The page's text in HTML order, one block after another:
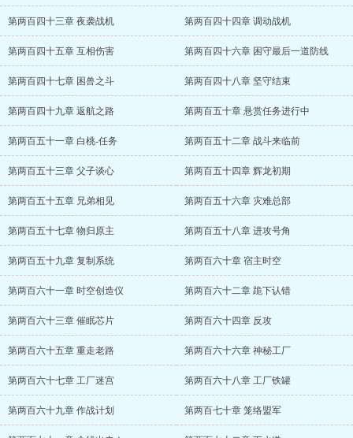
第两百四十三章 夜袭战机 第两百四十四章 调动战机
第两百四十五章 互相伤害 第两百四十六章 困守最后一道防线
第两百四十七章 困兽之斗 第两百四十八章 坚守结束
第两百四十九章 返航之路 第两百五十章 悬赏任务进行中
第两百五十一章 白桃-任务 第两百五十二章 战斗来临前
第两百五十三章 父子谈心 第两百五十四章 辉龙初期
第两百五十五章 兄弟相见 第两百五十六章 灾难总部
第两百五十七章 物归原主 第两百五十八章 进攻号角
第两百五十九章 复制系统 第两百六十章 宿主时空
第两百六十一章 时空创造仪 第两百六十二章 跪下认错
第两百六十三章 催眠芯片 第两百六十四章 反攻
第两百六十五章 重走老路 第两百六十六章 神秘工厂
第两百六十七章 工厂迷宫 第两百六十八章 工厂铁罐
第两百六十九章 作战计划 第两百七十章 笼络盟军